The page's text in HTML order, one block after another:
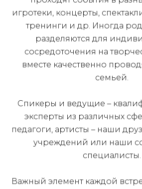
игротеки, концерты,
тренинги и др. Иногда
разделяются для
сосредоточения на
вместе качественно
семьей.
Спикеры и ведущие –
эксперты из различных
педагоги, артисты – наши
учреждений или наши
специалисты.
Важный элемент каждой